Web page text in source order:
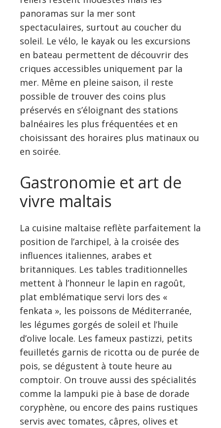
panoramas sur la mer sont
spectaculaires, surtout au coucher du
soleil. Le vélo, le kayak ou les excursions
en bateau permettent de découvrir des
criques accessibles uniquement par la
mer. Même en pleine saison, il reste
possible de trouver des coins plus
préservés en s’éloignant des stations
balnéaires les plus fréquentées et en
choisissant des horaires plus matinaux ou
en soirée.
Gastronomie et art de
vivre maltais
La cuisine maltaise reflète parfaitement la
position de l’archipel, à la croisée des
influences italiennes, arabes et
britanniques. Les tables traditionnelles
mettent à l’honneur le lapin en ragoût,
plat emblématique servi lors des «
fenkata », les poissons de Méditerranée,
les légumes gorgés de soleil et l’huile
d’olive locale. Les fameux pastizzi, petits
feuilletés garnis de ricotta ou de purée de
pois, se dégustent à toute heure au
comptoir. On trouve aussi des spécialités
comme la lampuki pie à base de dorade
coryphène, ou encore des pains rustiques
servis avec tomates, câpres, olives et